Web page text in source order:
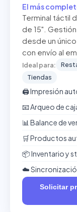
El más
Terminal táctil
de 15".
desde un
con envío al
Ideal para:
Tiendas
🖨️ Impresión
📧 Arqueo de
📊 Balance de
🛒 Productos
📦 Inventario y
☁️
Solicitar